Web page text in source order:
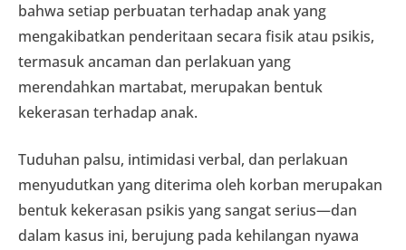
bahwa setiap perbuatan terhadap anak yang
mengakibatkan penderitaan secara fisik atau psikis,
termasuk ancaman dan perlakuan yang
merendahkan martabat, merupakan bentuk
kekerasan terhadap anak.
Tuduhan palsu, intimidasi verbal, dan perlakuan
menyudutkan yang diterima oleh korban merupakan
bentuk kekerasan psikis yang sangat serius—dan
dalam kasus ini, berujung pada kehilangan nyawa